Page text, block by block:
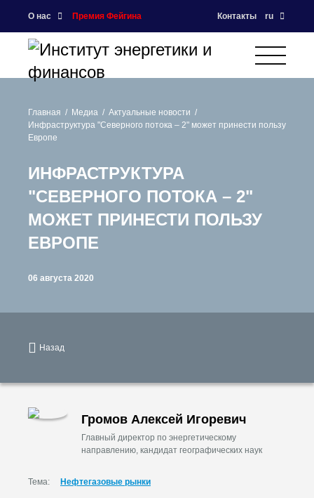
О нас Премия Фейгина Контакты ru
Главная Медиа
Актуальные новости
Инфраструктура "Северного потока – 2" может принести пользу
Европе
ИНФРАСТРУКТУРА
"СЕВЕРНОГО ПОТОКА – 2"
МОЖЕТ ПРИНЕСТИ ПОЛЬЗУ
ЕВРОПЕ
06 августа 2020
Назад
Громов Алексей Игоревич
Главный директор по энергетическому
направлению, кандидат географических наук
Тема: Нефтегазовые рынки